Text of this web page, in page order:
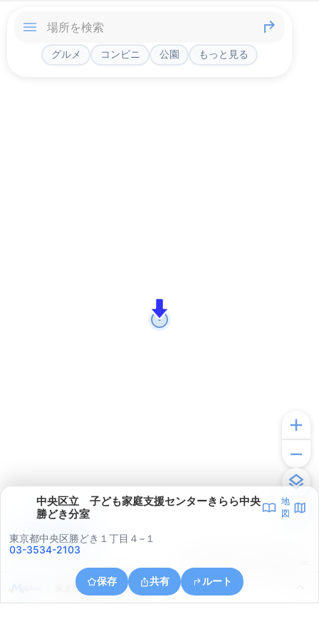
グルメ コンビニ 公園 もっと見る
中央区立 子ども家庭支援センターきらら中央
勝どき分室
地
図
東京都中央区勝どき１丁目４−１
03-3534-2103
保存 共有 ルート
東京都江東区東雲１丁目７
アプリで見る